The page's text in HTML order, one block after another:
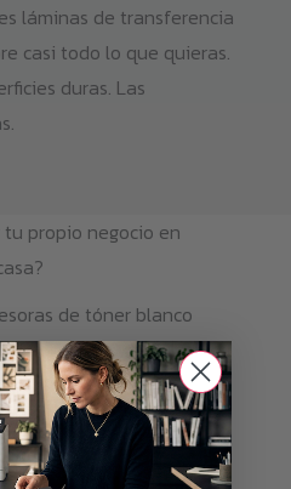
láminas de transferencia
casi todo lo que quieras.
duras. Las
propio negocio en
de tóner blanco
BUNDLES